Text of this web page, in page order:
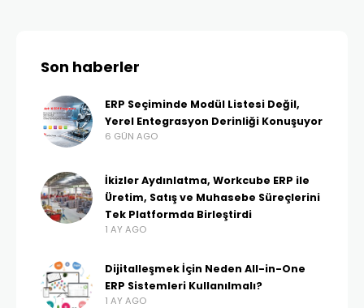
Son haberler
ERP Seçiminde Modül Listesi Değil,
Yerel Entegrasyon Derinliği Konuşuyor
6 GÜN AGO
İkizler Aydınlatma, Workcube ERP ile
Üretim, Satış ve Muhasebe Süreçlerini
Tek Platformda Birleştirdi
1 AY AGO
Dijitalleşmek İçin Neden All-in-One
ERP Sistemleri Kullanılmalı?
1 AY AGO